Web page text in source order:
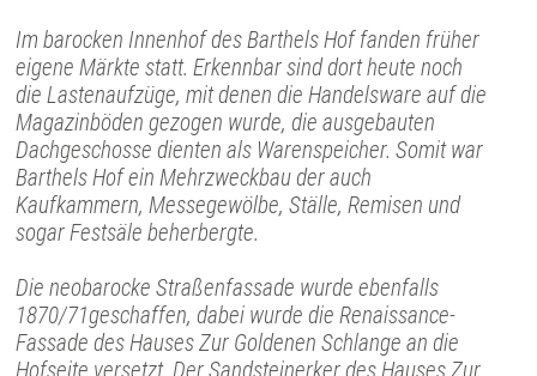
Im barocken Innenhof des Barthels Hof fanden früher
eigene Märkte statt. Erkennbar sind dort heute noch
die Lastenaufzüge, mit denen die Handelsware auf die
Magazinböden gezogen wurde, die ausgebauten
Dachgeschosse dienten als Warenspeicher. Somit war
Barthels Hof ein Mehrzweckbau der auch
Kaufkammern, Messegewölbe, Ställe, Remisen und
sogar Festsäle beherbergte.
Die neobarocke Straßenfassade wurde ebenfalls
1870/71geschaffen, dabei wurde die Renaissance-
Fassade des Hauses Zur Goldenen Schlange an die
Hofseite versetzt. Der Sandsteinerker des Hauses Zur